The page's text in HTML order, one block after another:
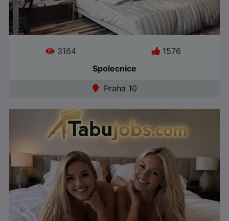
3164
1576
Spolecnice
Praha 10
Jazyky: